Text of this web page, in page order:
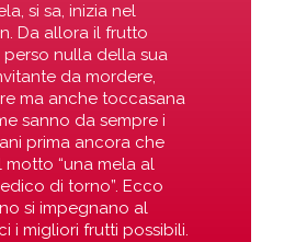
si sa, inizia nel
Da allora il frutto
perso nulla della sua
da mordere,
ma anche toccasana
sanno da sempre i
prima ancora che
“una mela al
di torno”. Ecco
si impegnano al
i migliori frutti possibili.